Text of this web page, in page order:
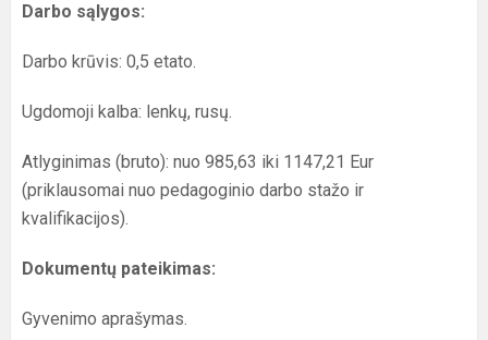
Darbo sąlygos:
Darbo krūvis: 0,5 etato.
Ugdomoji kalba: lenkų, rusų.
Atlyginimas (bruto): nuo 985,63 iki 1147,21 Eur
(priklausomai nuo pedagoginio darbo stažo ir
kvalifikacijos).
Dokumentų pateikimas:
Gyvenimo aprašymas.